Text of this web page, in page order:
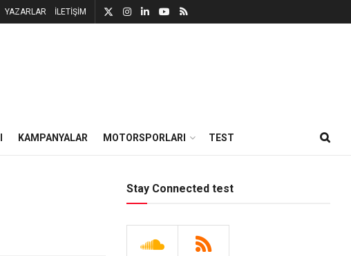
YAZARLAR İLETİŞİM
KAMPANYALAR MOTORSPORLARI TEST
Stay Connected test